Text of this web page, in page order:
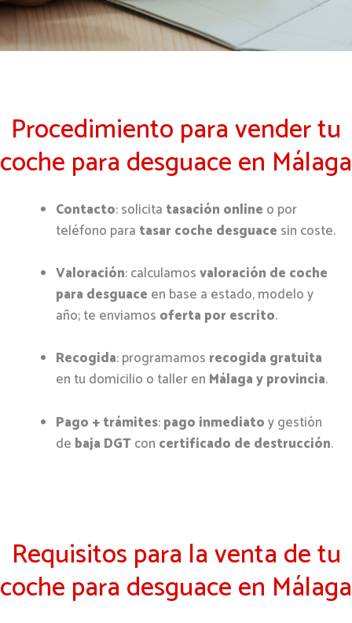
Procedimiento para vender tu
coche para desguace en Málaga
Contacto: solicita tasación online o por
teléfono para tasar coche desguace sin coste.
Valoración: calculamosvaloración de coche
para desguace en base a estado, modelo y
año; te enviamos oferta por escrito.
Recogida: programamos recogida gratuita
en tu domicilio o taller en Málaga y provincia.
Pago + trámites:pago inmediatoy gestión
de baja DGTcon certificado de destrucción.
Requisitos para la venta de tu
coche para desguace en Málaga